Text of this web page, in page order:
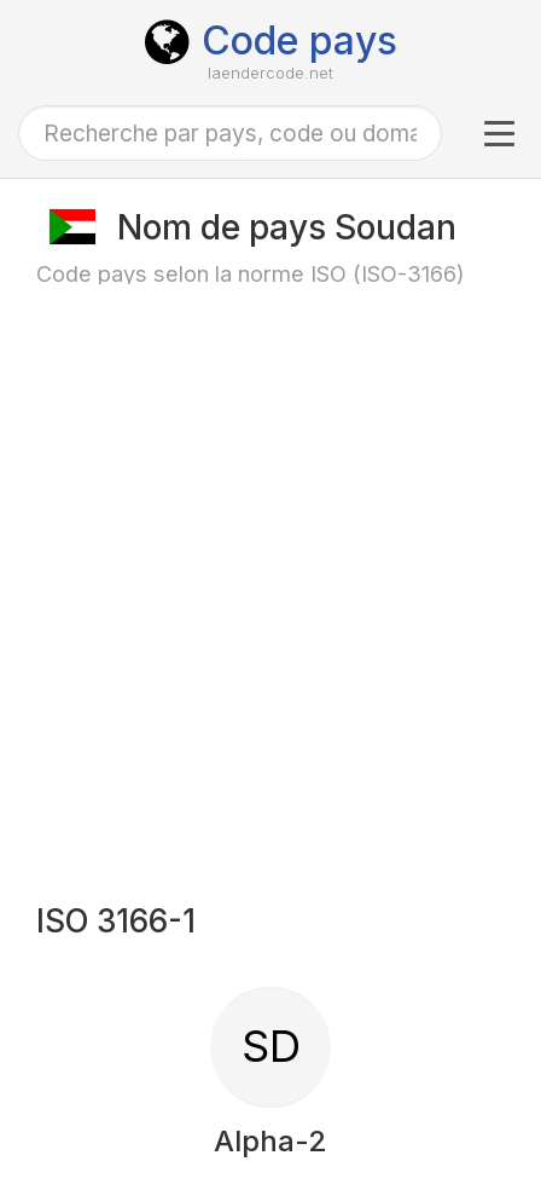
Code pays
laendercode.net
Nom de pays Soudan
Code pays selon la norme ISO (ISO-3166)
ISO 3166-1
SD
Alpha-2